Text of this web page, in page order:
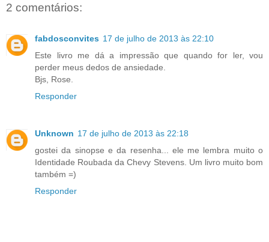
2 comentários:
fabdosconvites 17 de julho de 2013 às 22:10
Este livro me dá a impressão que quando for ler, vou
perder meus dedos de ansiedade.
Bjs, Rose.
Responder
Unknown 17 de julho de 2013 às 22:18
gostei da sinopse e da resenha... ele me lembra muito o
Identidade Roubada da Chevy Stevens. Um livro muito bom
também =)
Responder